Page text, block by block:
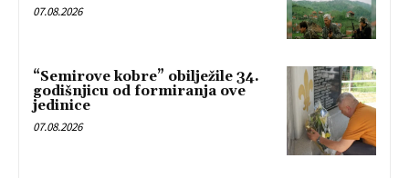
07.08.2026
“Semirove kobre” obilježile 34.
godišnjicu od formiranja ove
jedinice
07.08.2026